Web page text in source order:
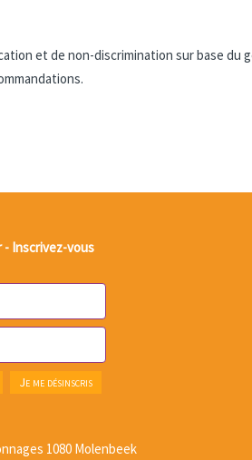
et de non-discrimination sur base du
Inscrivez-vous
1080 Molenbeek